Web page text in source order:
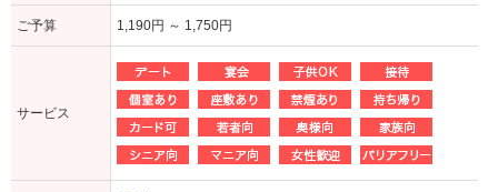
ご予算 1,190円 ～ 1,750円
サービス